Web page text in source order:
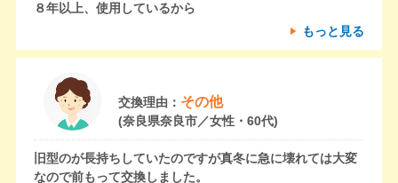
８年以上、使用しているから
もっと見る
交換理由： その他
(奈良県奈良市／女性・60代)
旧型のが長持ちしていたのですが真冬に急に壊れては大変
なので前もって交換しました。